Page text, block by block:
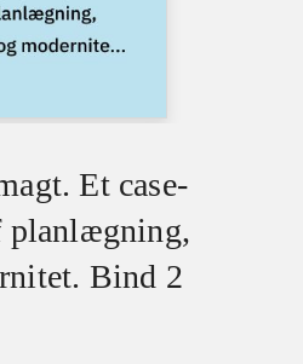
Et case-
planlægning,
Bind 2